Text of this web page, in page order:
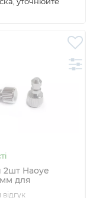
2шт Haoye
мм для
шлангу